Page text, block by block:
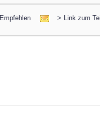
Empfehlen > Link zum